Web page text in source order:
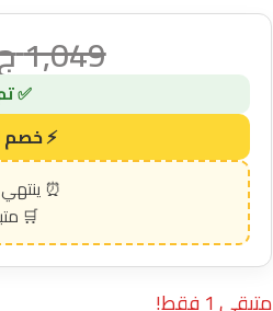
1,049
متبقي 1 فقط!